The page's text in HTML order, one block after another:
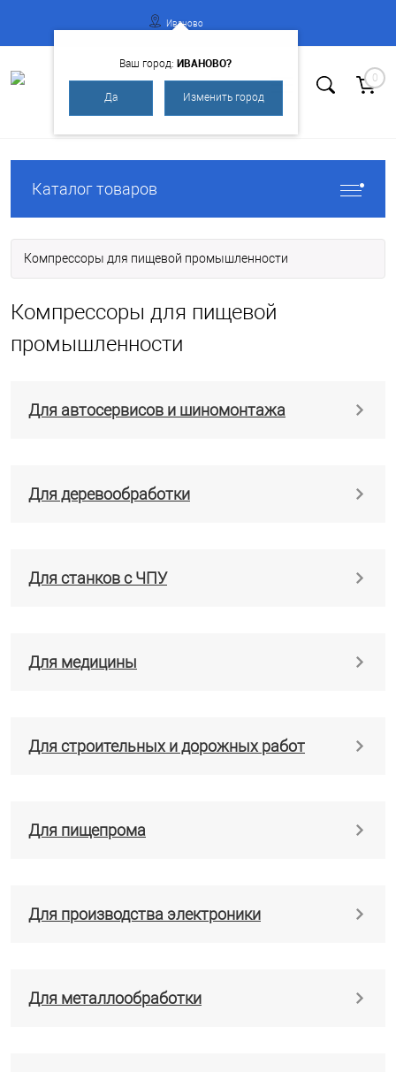
Регистрация
Иваново
Ваш город: ИВАНОВО?
Да Изменить город
0
Каталог товаров
Компрессоры для пищевой промышленности
Компрессоры для пищевой
промышленности
Для автосервисов и шиномонтажа
Для деревообработки
Для станков с ЧПУ
Для медицины
Для строительных и дорожных работ
Для пищепрома
Для производства электроники
Для металлообработки